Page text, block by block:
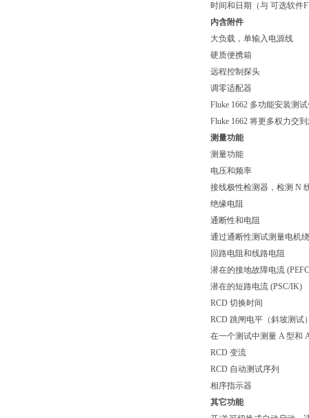
时间和日期（与 可选软件
内含附件
大负载，单输入电源线
硬质便携箱
远程控制探头
调零适配器
Fluke 1662 多功能安装测
Fluke 1662 将更多权力交
测量功能
测量功能
电压和频率
接线极性检测器，检测 N
绝缘电阻
通断性和电阻
通过通断性测试测量电机
回路电阻和线路电阻
潜在的接地故障电流
潜在的短路电流 (PSC/IK)
RCD 切换时间
RCD 跳闸电平（斜坡测试
在一个测试中测量 A 型和
RCD 变流
RCD 自动测试序列
相序指示器
其它功能